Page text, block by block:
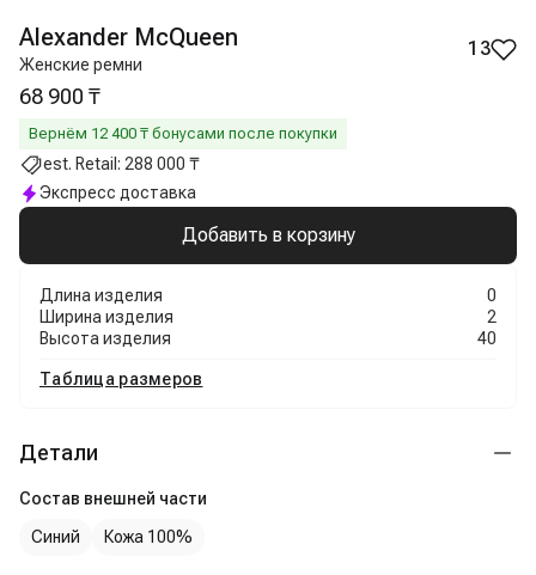
Alexander McQueen
Женские ремни
13
68 900 ₸
Вернём 12 400 ₸ бонусами после покупки
est. Retail: 288 000 ₸
Экспресс доставка
Добавить в корзину
Длина изделия
0
Ширина изделия
2
Высота изделия
40
Таблица размеров
Детали
Состав внешней части
Синий
Кожа 100%